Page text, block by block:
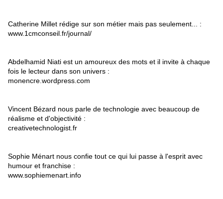
Catherine Millet rédige sur son métier mais pas seulement... :
www.1cmconseil.fr/journal/
Abdelhamid Niati est un amoureux des mots et il invite à chaque
fois le lecteur dans son univers :
monencre.wordpress.com
Vincent Bézard nous parle de technologie avec beaucoup de
réalisme et d'objectivité :
creativetechnologist.fr
Sophie Ménart nous confie tout ce qui lui passe à l'esprit avec
humour et franchise :
www.sophiemenart.info